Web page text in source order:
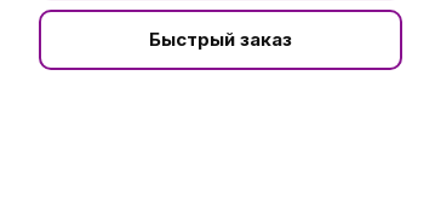
Быстрый заказ